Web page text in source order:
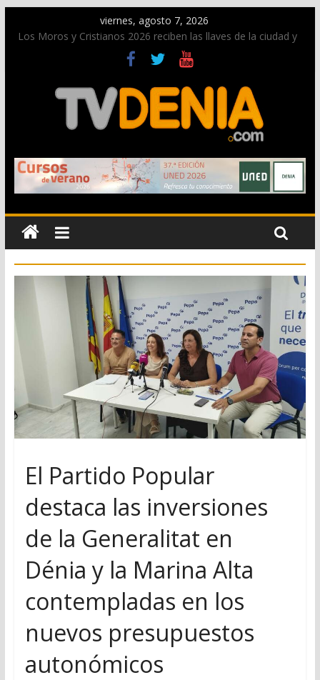
viernes, agosto 7, 2026
Los Moros y Cristianos 2026 reciben las llaves de la ciudad y
dan inicio a las fiestas en Dénia
El bando moro protagonista en la Segunda Entraeta Festera
Paco Adsuar dona al Arxiu de Dénia más de 50.000 imágenes
de la memoria visual de la ciudad
La Entraeta Festera llena de ambiente la calle Marqués de
Campo con la recepción a la Capitanía Cristiana
El XII Festival de Jazz de Dénia reunirá durante agosto a
figuras nacionales e internacionales en los Jardins de
Torrecremada
El Partido Popular
destaca las inversiones
de la Generalitat en
Dénia y la Marina Alta
contempladas en los
nuevos presupuestos
autonómicos